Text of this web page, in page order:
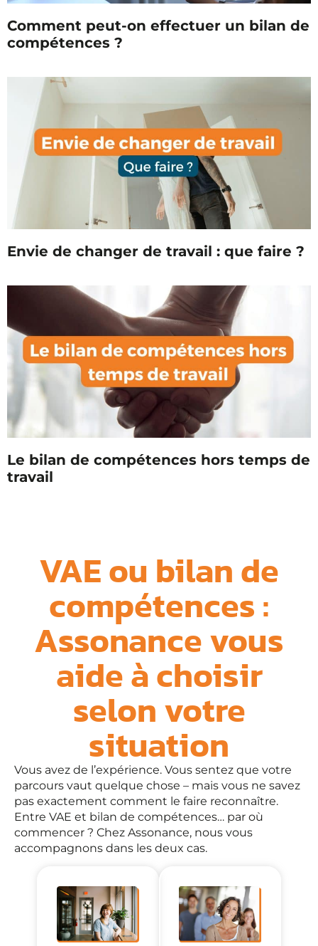
Comment peut-on effectuer un bilan de
compétences ?
Envie de changer de travail : que faire ?
Le bilan de compétences hors temps de
travail
VAE ou bilan de
compétences :
Assonance vous
aide à choisir
selon votre
situation
Vous avez de l’expérience. Vous sentez que votre
parcours vaut quelque chose – mais vous ne savez
pas exactement comment le faire reconnaître.
Entre VAE et bilan de compétences… par où
commencer ? Chez Assonance, nous vous
accompagnons dans les deux cas.